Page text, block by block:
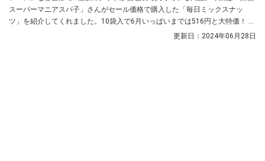
スーパーマニアスパ子」さんがセール価格で購入した「毎日ミックスナッ
ツ」を紹介してくれました。10袋入で6月いっぱいまでは516円と大特価！ 気
更新日： 2024年06月28日